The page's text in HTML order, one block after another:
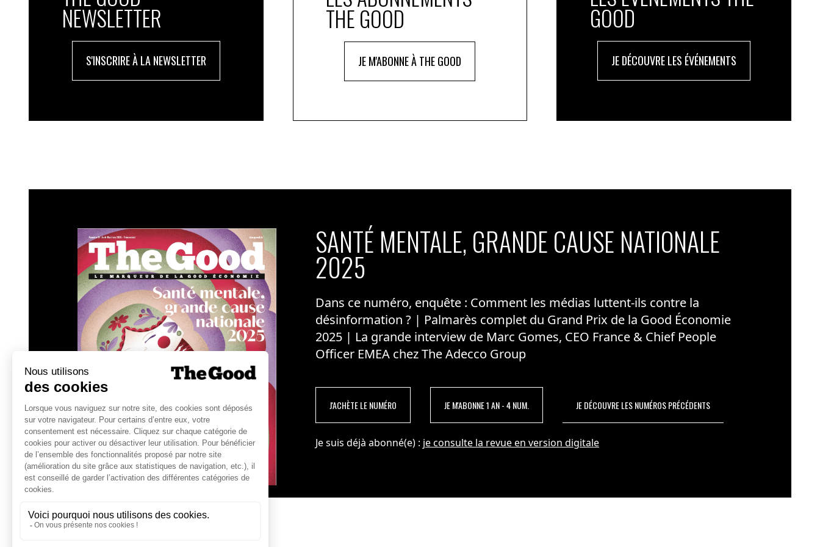
NEWSLETTER
S'INSCRIRE À LA NEWSLETTER
THE GOOD
JE M'ABONNE À THE GOOD
GOOD
JE DÉCOUVRE LES ÉVÉNEMENTS
SANTÉ MENTALE, GRANDE CAUSE NATIONALE
2025
Dans ce numéro, enquête : Comment les médias luttent-ils contre la
désinformation ? | Palmarès complet du Grand Prix de la Good Économie
2025 | La grande interview de Marc Gomes, CEO France & Chief People
Officer EMEA chez The Adecco Group
J'ACHÈTE LE NUMÉRO JE M'ABONNE 1 AN - 4 NUM. JE DÉCOUVRE LES NUMÉROS PRÉCÉDENTS
Je suis déjà abonné(e) : je consulte la revue en version digitale